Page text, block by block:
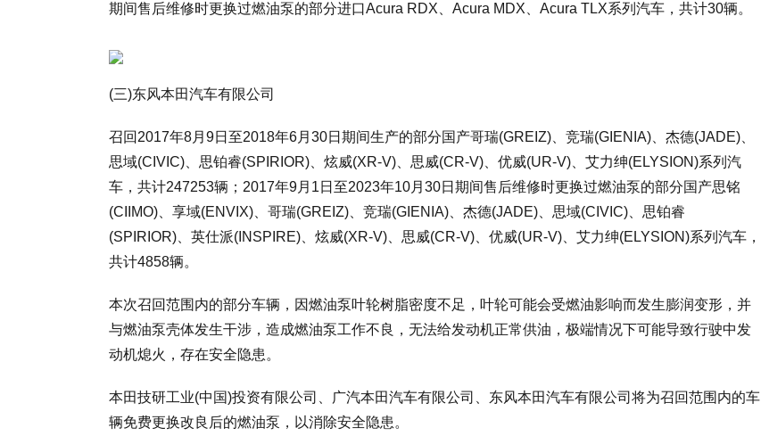
期间售后维修时更换过燃油泵的部分进口Acura RDX、Acura MDX、Acura TLX系列汽车，共计30辆。
(三)东风本田汽车有限公司
召回2017年8月9日至2018年6月30日期间生产的部分国产哥瑞(GREIZ)、竞瑞(GIENIA)、杰德(JADE)、
思域(CIVIC)、思铂睿(SPIRIOR)、炫威(XR-V)、思威(CR-V)、优威(UR-V)、艾力绅(ELYSION)系列汽
车，共计247253辆；2017年9月1日至2023年10月30日期间售后维修时更换过燃油泵的部分国产思铭
(CIIMO)、享域(ENVIX)、哥瑞(GREIZ)、竞瑞(GIENIA)、杰德(JADE)、思域(CIVIC)、思铂睿
(SPIRIOR)、英仕派(INSPIRE)、炫威(XR-V)、思威(CR-V)、优威(UR-V)、艾力绅(ELYSION)系列汽车，
共计4858辆。
本次召回范围内的部分车辆，因燃油泵叶轮树脂密度不足，叶轮可能会受燃油影响而发生膨润变形，并
与燃油泵壳体发生干涉，造成燃油泵工作不良，无法给发动机正常供油，极端情况下可能导致行驶中发
动机熄火，存在安全隐患。
本田技研工业(中国)投资有限公司、广汽本田汽车有限公司、东风本田汽车有限公司将为召回范围内的车
辆免费更换改良后的燃油泵，以消除安全隐患。